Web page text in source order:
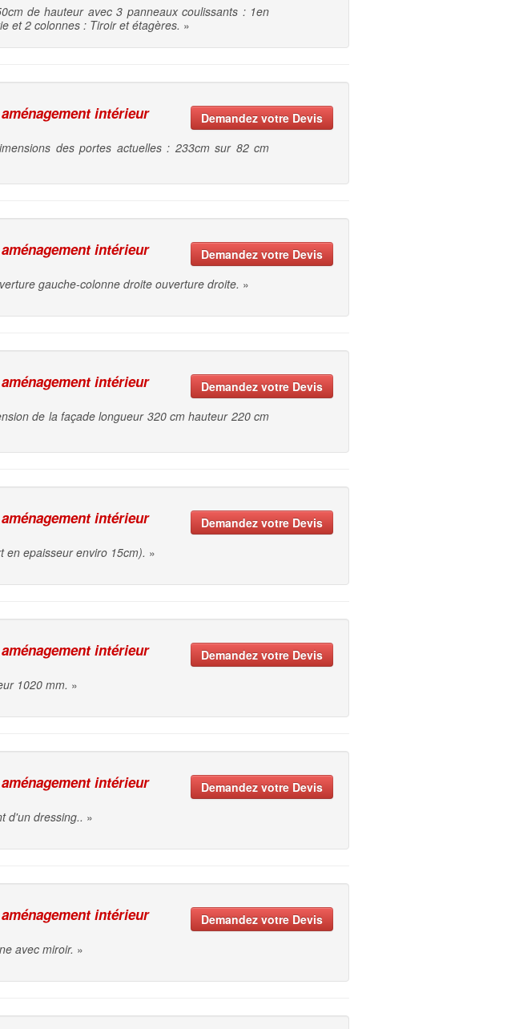
de hauteur avec 3 panneaux coulissants : 1en
et 2 colonnes : Tiroir et étagères. »
intérieur
Demandez votre Devis
des portes actuelles : 233cm sur 82 cm
intérieur
Demandez votre Devis
gauche-colonne droite ouverture droite. »
intérieur
Demandez votre Devis
de la façade longueur 320 cm hauteur 220 cm
intérieur
Demandez votre Devis
en epaisseur enviro 15cm). »
intérieur
Demandez votre Devis
1020 mm. »
intérieur
Demandez votre Devis
d'un dressing.. »
intérieur
Demandez votre Devis
avec miroir. »